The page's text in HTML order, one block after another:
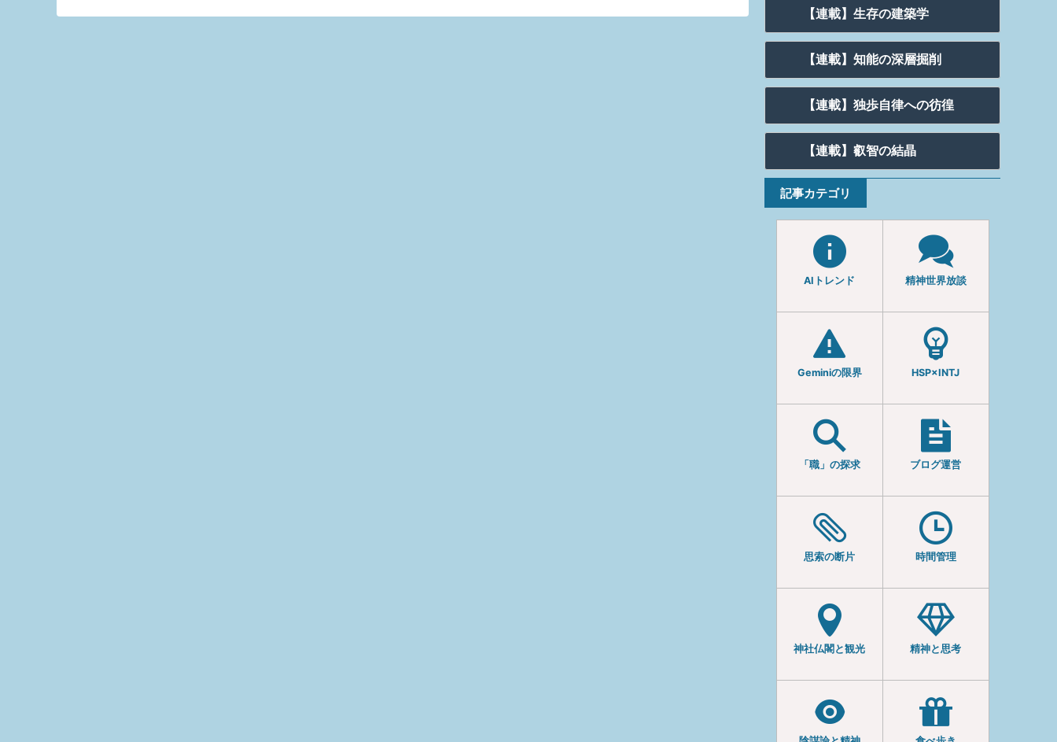
【連載】生存の建築学
【連載】知能の深層掘削
【連載】独歩自律への彷徨
【連載】叡智の結晶
記事カテゴリ
AIトレンド 精神世界放談
Geminiの限界 HSP×INTJ
「職」の探求 ブログ運営
思索の断片 時間管理
神社仏閣と観光 精神と思考